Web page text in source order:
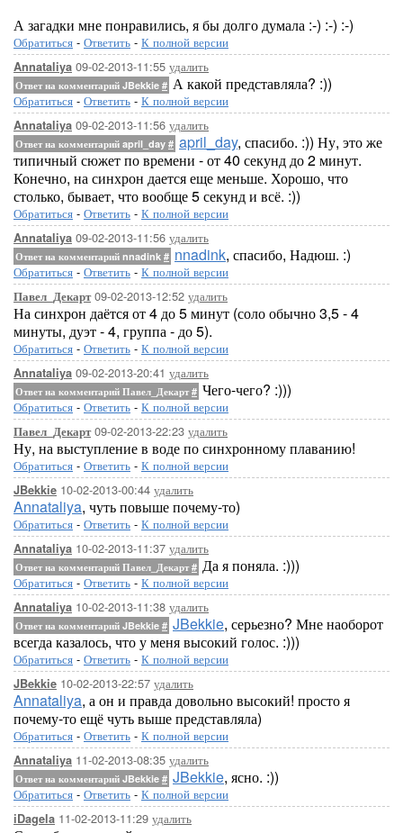
А загадки мне понравились, я бы долго думала :-) :-) :-)
Обратиться - Ответить - К полной версии
Annataliya 09-02-2013-11:55 удалить
Ответ на комментарий JBekkie # А какой представляла? :))
Обратиться - Ответить - К полной версии
Annataliya 09-02-2013-11:56 удалить
Ответ на комментарий april_day # april_day, спасибо. :)) Ну, это же
типичный сюжет по времени - от 40 секунд до 2 минут.
Конечно, на синхрон дается еще меньше. Хорошо, что
столько, бывает, что вообще 5 секунд и всё. :))
Обратиться - Ответить - К полной версии
Annataliya 09-02-2013-11:56 удалить
Ответ на комментарий nnadink # nnadink, спасибо, Надюш. :)
Обратиться - Ответить - К полной версии
Павел_Декарт09-02-2013-12:52 удалить
На синхрон даётся от 4 до 5 минут (соло обычно 3,5 - 4
минуты, дуэт - 4, группа - до 5).
Обратиться - Ответить - К полной версии
Annataliya 09-02-2013-20:41 удалить
Ответ на комментарий Павел_Декарт# Чего-чего? :)))
Обратиться - Ответить - К полной версии
Павел_Декарт09-02-2013-22:23 удалить
Ну, на выступление в воде по синхронному плаванию!
Обратиться - Ответить - К полной версии
JBekkie 10-02-2013-00:44 удалить
Annataliya, чуть повыше почему-то)
Обратиться - Ответить - К полной версии
Annataliya 10-02-2013-11:37 удалить
Ответ на комментарий Павел_Декарт# Да я поняла. :)))
Обратиться - Ответить - К полной версии
Annataliya 10-02-2013-11:38 удалить
Ответ на комментарий JBekkie # JBekkie, серьезно? Мне наоборот
всегда казалось, что у меня высокий голос. :)))
Обратиться - Ответить - К полной версии
JBekkie 10-02-2013-22:57 удалить
Annataliya, а он и правда довольно высокий! просто я
почему-то ещё чуть выше представляла)
Обратиться - Ответить - К полной версии
Annataliya 11-02-2013-08:35 удалить
Ответ на комментарий JBekkie # JBekkie, ясно. :))
Обратиться - Ответить - К полной версии
iDagela 11-02-2013-11:29 удалить